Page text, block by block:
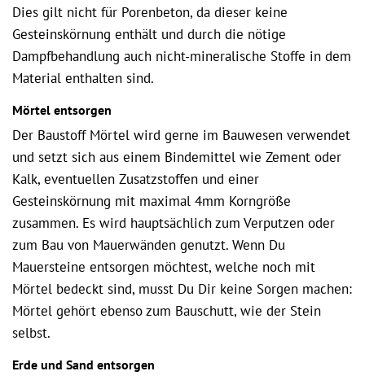
Dies gilt nicht für Porenbeton, da dieser keine
Gesteinskörnung enthält und durch die nötige
Dampfbehandlung auch nicht-mineralische Stoffe in dem
Material enthalten sind.
Mörtel entsorgen
Der Baustoff Mörtel wird gerne im Bauwesen verwendet
und setzt sich aus einem Bindemittel wie Zement oder
Kalk, eventuellen Zusatzstoffen und einer
Gesteinskörnung mit maximal 4mm Korngröße
zusammen. Es wird hauptsächlich zum Verputzen oder
zum Bau von Mauerwänden genutzt. Wenn Du
Mauersteine entsorgen möchtest, welche noch mit
Mörtel bedeckt sind, musst Du Dir keine Sorgen machen:
Mörtel gehört ebenso zum Bauschutt, wie der Stein
selbst.
Erde und Sand entsorgen